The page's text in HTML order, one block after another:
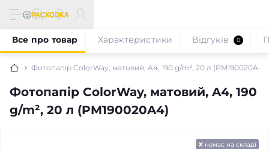
Фотопапір ColorWay, матовий, A4, 190 g/m², 20 л (PM190020A4)
Фотопапір ColorWay, матовий, A4, 190
g/m², 20 л (PM190020A4)
Все про товар Характеристики Відгуків 0
✘ немає на складі